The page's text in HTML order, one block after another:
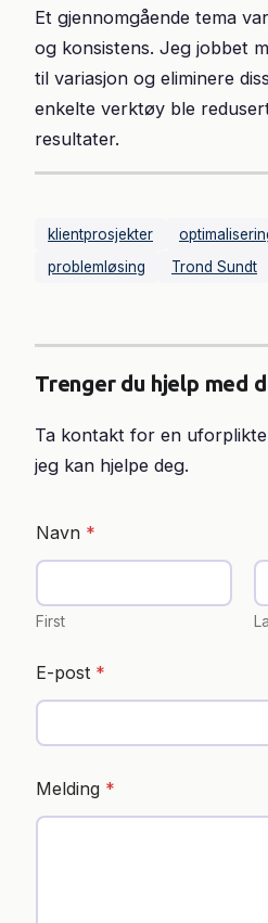
Et gjennomgående tema
og konsistens. Jeg jobbet
til variasjon og eliminere
enkelte verktøy ble
resultater.
klientprosjekter
problemløsing
Trond Sundt
Trenger du hjelp med
Ta kontakt for en
jeg kan hjelpe deg.
Navn *
First
E-post *
Melding *